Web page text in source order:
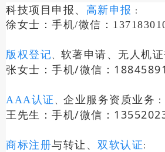
科技项目申报、 高新申报 ：
徐女士：手机/微信：
版权登记、 软著申请、无人机
张女士：手机/微信：
AAA认证 、 企业服务资质业务 ：
王先生：手机/微信：
商标注册与转让 、 双软认证: